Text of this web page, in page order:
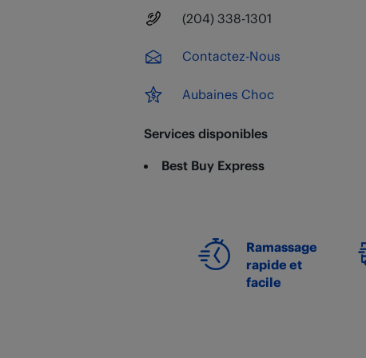
Numéro principal
(204) 338-1301
Contactez-Nous
Aubaines Choc
Services disponibles
Best Buy Express
Ramassage
rapide et
facile